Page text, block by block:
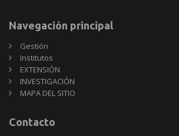
Navegación principal
Gestión
Institutos
EXTENSIÓN
INVESTIGACIÓN
MAPA DEL SITIO
Contacto